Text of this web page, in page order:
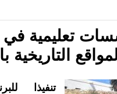
تعليمية
التاريخية
تنفيذا